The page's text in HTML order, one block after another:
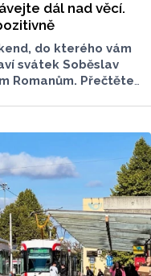
dál nad věcí.
do kterého vám
svátek Soběslav
Romanům. Přečtěte